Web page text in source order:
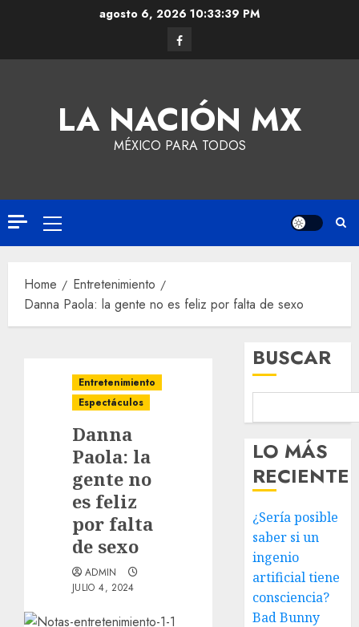
agosto 6, 2026 10:33:39 PM
LA NACIÓN MX
MÉXICO PARA TODOS
Home
Entretenimiento
Danna Paola: la gente no es feliz por falta de sexo
Entretenimiento
Espectáculos
Danna
Paola: la
gente no
es feliz
por falta
de sexo
ADMIN
JULIO 4, 2024
BUSCAR
LO MÁS
RECIENTE
¿Sería posible
saber si un
ingenio
artificial tiene
consciencia?
Bad Bunny